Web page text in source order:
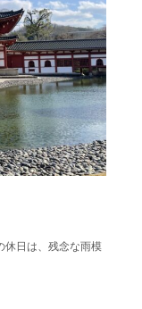
日は、残念な雨模